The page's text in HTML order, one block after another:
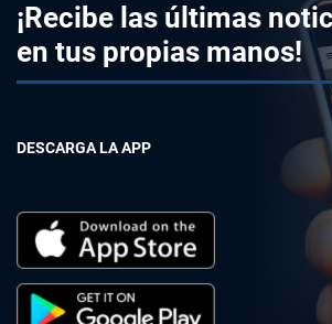
¡Recibe las últimas
en tus propias manos!
DESCARGA LA APP